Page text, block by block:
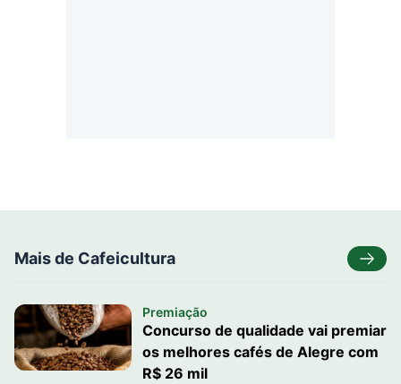
Mais de Cafeicultura
Premiação
Concurso de qualidade vai premiar
os melhores cafés de Alegre com
R$ 26 mil